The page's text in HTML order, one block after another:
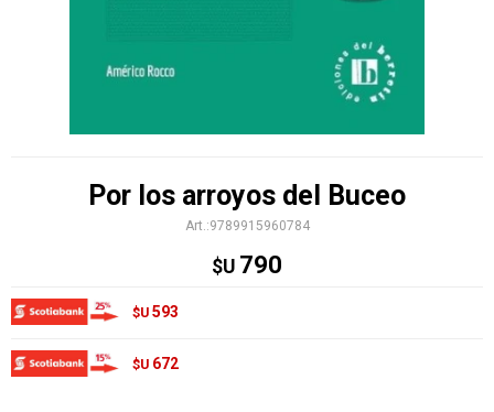
Por los arroyos del Buceo
9789915960784
$U 790
$U 593
$U 672